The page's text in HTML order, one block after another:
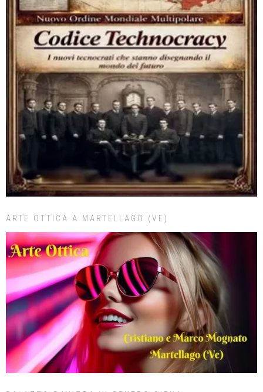
ARTE OTTICA A MARTELLAGO (VE)